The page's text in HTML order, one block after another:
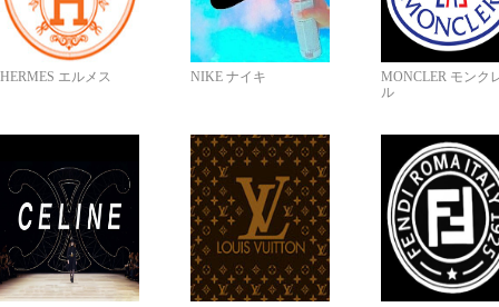
HERMES エルメス NIKE ナイキ
MONCLER モンク
ル